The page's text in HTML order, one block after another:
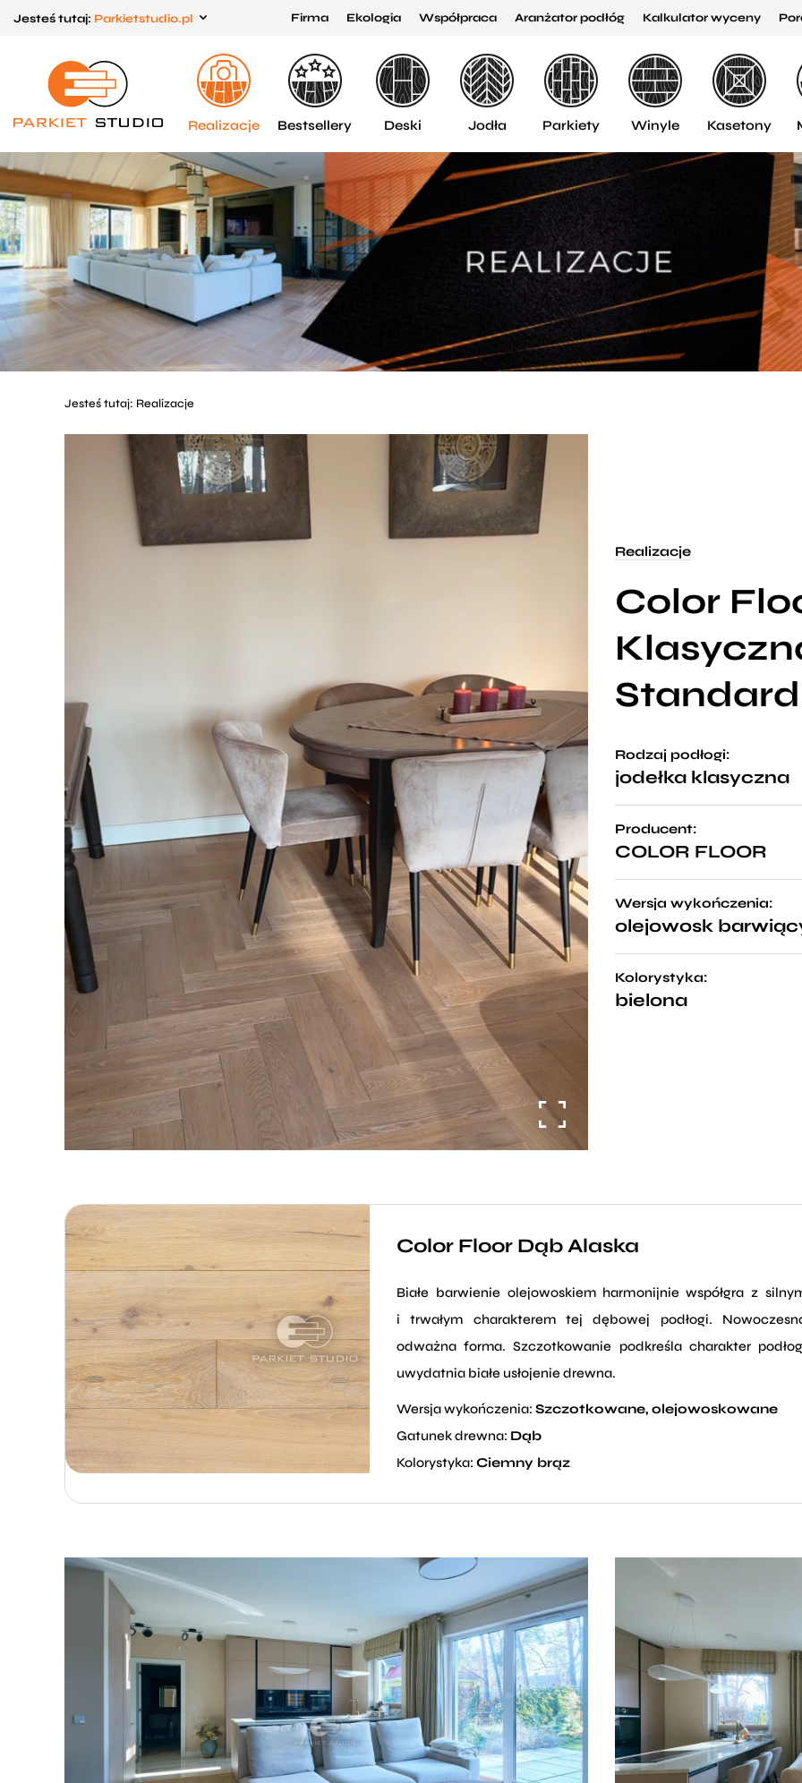
do menu
głównego
do
menu
w
stopce
Jesteś tutaj: Parkietstudio.pl Firma Ekologia Współpraca Aranżator podłóg Kalkulator wyceny
Realizacje Bestsellery Deski Jodła Parkiety Winyle Kasetony
Jesteś tutaj: Realizacje
Realizacje
Color
Standard
Rodzaj podłogi:
jodełka klasyczna
Producent:
COLOR FLOOR
Wersja wykończenia:
olejowosk
Kolorystyka:
bielona
Color Floor Dąb Alaska
Białe barwienie olejowoskiem harmonijnie współgra z
i trwałym charakterem tej dębowej podłogi.
odważna forma. Szczotkowanie podkreśla charakter
uwydatnia białe usłojenie drewna.
Wersja wykończenia: Szczotkowane, olejowoskowane
Gatunek drewna: Dąb
Kolorystyka: Ciemny brąz